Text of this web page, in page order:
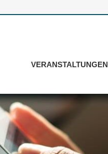
VERANSTALTUNGEN